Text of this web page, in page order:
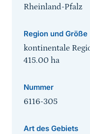
Rheinland-Pfalz
Region und Größe
kontinentale
415.00 ha
Nummer
6116-305
Art des Gebiets